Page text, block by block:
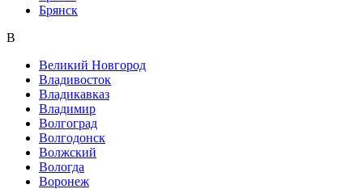
Брянск
В
Великий Новгород
Владивосток
Владикавказ
Владимир
Волгоград
Волгодонск
Волжский
Вологда
Воронеж